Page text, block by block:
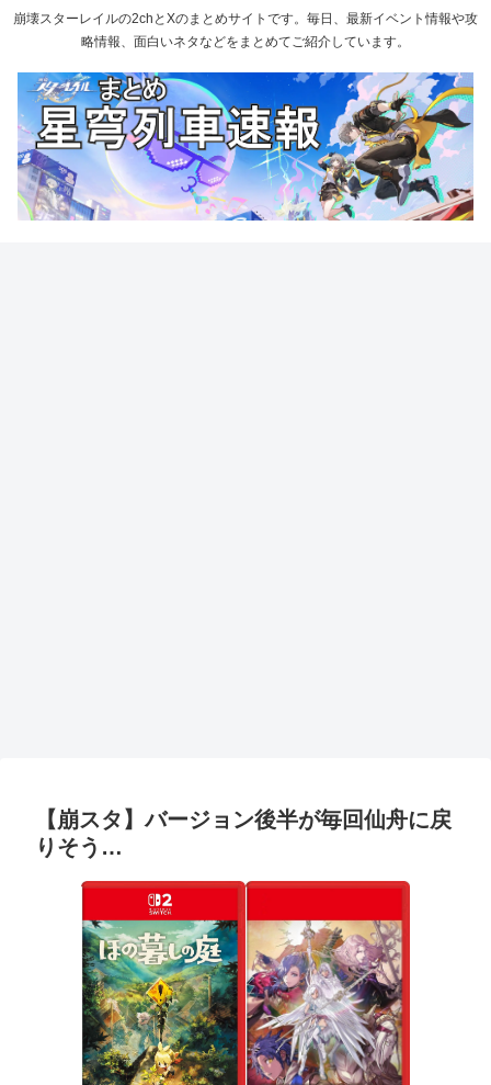
崩壊スターレイルの2chとXのまとめサイトです。毎日、最新イベント情報や攻
略情報、面白いネタなどをまとめてご紹介しています。
【崩スタ】バージョン後半が毎回仙舟に戻
りそう…